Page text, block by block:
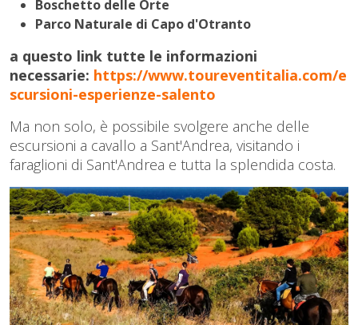
Boschetto delle Orte
Parco Naturale di Capo d'Otranto
a questo link tutte le informazioni
necessarie: https://www.toureventitalia.com/e
scursioni-esperienze-salento
Ma non solo, è possibile svolgere anche delle
escursioni a cavallo a Sant'Andrea, visitando i
faraglioni di Sant'Andrea e tutta la splendida costa.